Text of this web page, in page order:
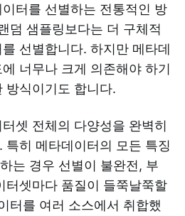
터를 선별하는 전통적인 방
덤 샘플링보다는 더 구체적
선별합니다. 하지만 메타데
너무나 크게 의존해야 하기
방식이기도 합니다.
셋 전체의 다양성을 완벽히
특히 메타데이터의 모든 특징
는 경우 선별이 불완전, 부
터셋마다 품질이 들쭉날쭉할
터를 여러 소스에서 취합했